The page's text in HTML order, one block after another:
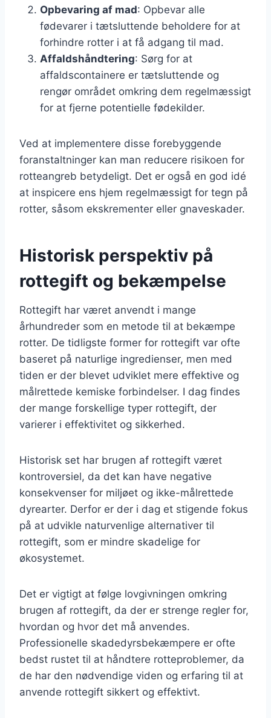
Opbevaring af mad: Opbevar alle
fødevarer i tætsluttende beholdere for at
forhindre rotter i at få adgang til mad.
Affaldshåndtering: Sørg for at
affaldscontainere er tætsluttende og
rengør området omkring dem regelmæssigt
for at fjerne potentielle fødekilder.
Ved at implementere disse forebyggende
foranstaltninger kan man reducere risikoen for
rotteangreb betydeligt. Det er også en god idé
at inspicere ens hjem regelmæssigt for tegn på
rotter, såsom ekskrementer eller gnaveskader.
Historisk perspektiv på
rottegift og bekæmpelse
Rottegift har været anvendt i mange
århundreder som en metode til at bekæmpe
rotter. De tidligste former for rottegift var ofte
baseret på naturlige ingredienser, men med
tiden er der blevet udviklet mere effektive og
målrettede kemiske forbindelser. I dag findes
der mange forskellige typer rottegift, der
varierer i effektivitet og sikkerhed.
Historisk set har brugen af rottegift været
kontroversiel, da det kan have negative
konsekvenser for miljøet og ikke-målrettede
dyrearter. Derfor er der i dag et stigende fokus
på at udvikle naturvenlige alternativer til
rottegift, som er mindre skadelige for
økosystemet.
Det er vigtigt at følge lovgivningen omkring
brugen af rottegift, da der er strenge regler for,
hvordan og hvor det må anvendes.
Professionelle skadedyrsbekæmpere er ofte
bedst rustet til at håndtere rotteproblemer, da
de har den nødvendige viden og erfaring til at
anvende rottegift sikkert og effektivt.